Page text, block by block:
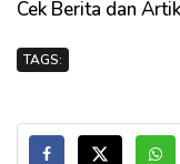
Cek Berita dan
TAGS: